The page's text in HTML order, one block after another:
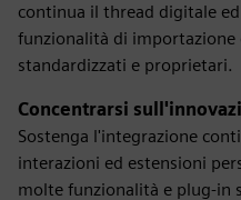
continua il thread digitale
funzionalità di
standardizzati e proprietari.
Concentrarsi
Sostenga l'integrazione
interazioni ed estensioni
molte funzionalità e plug-in